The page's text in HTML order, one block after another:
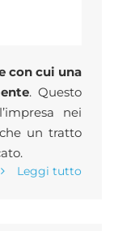
con cui una
. Questo
nei
un tratto
Leggi tutto